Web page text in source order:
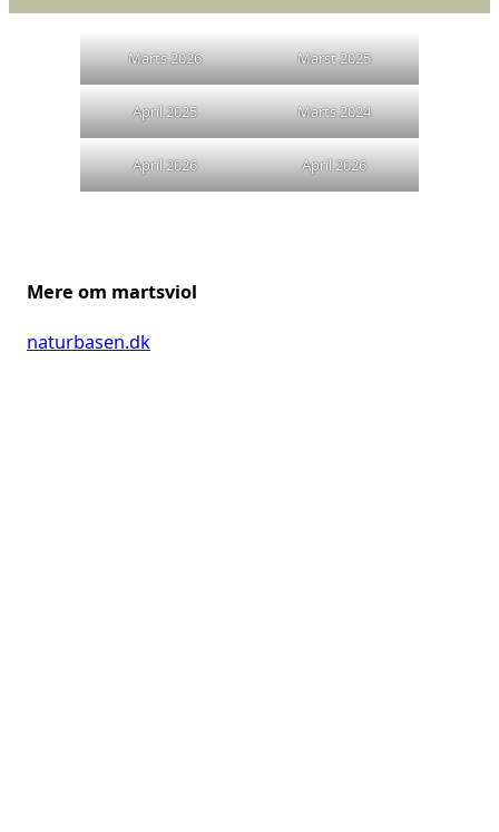
Marts 2026 Marst 2025
April 2025 Marts 2024
April 2026 April 2026
Mere om martsviol
naturbasen.dk